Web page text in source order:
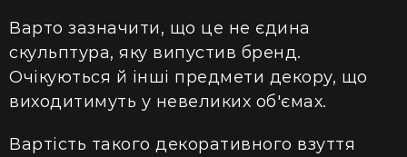
Варто зазначити, що це не єдина
скульптура, яку випустив бренд.
Очікуються й інші предмети декору, що
виходитимуть у невеликих об'ємах.
Вартість такого декоративного взуття